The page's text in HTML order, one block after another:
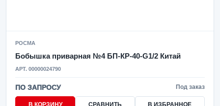
РОСМА
Бобышка приварная №4 БП-КР-40-G1/2 Китай
АРТ. 00000024790
ПО ЗАПРОСУ Под заказ
В КОРЗИНУ СРАВНИТЬ В ИЗБРАННОЕ